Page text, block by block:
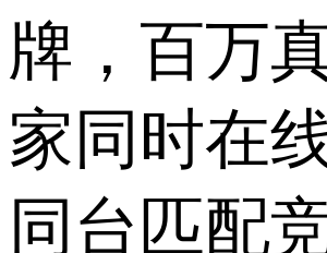
牌，百万
家同时在
同台匹配